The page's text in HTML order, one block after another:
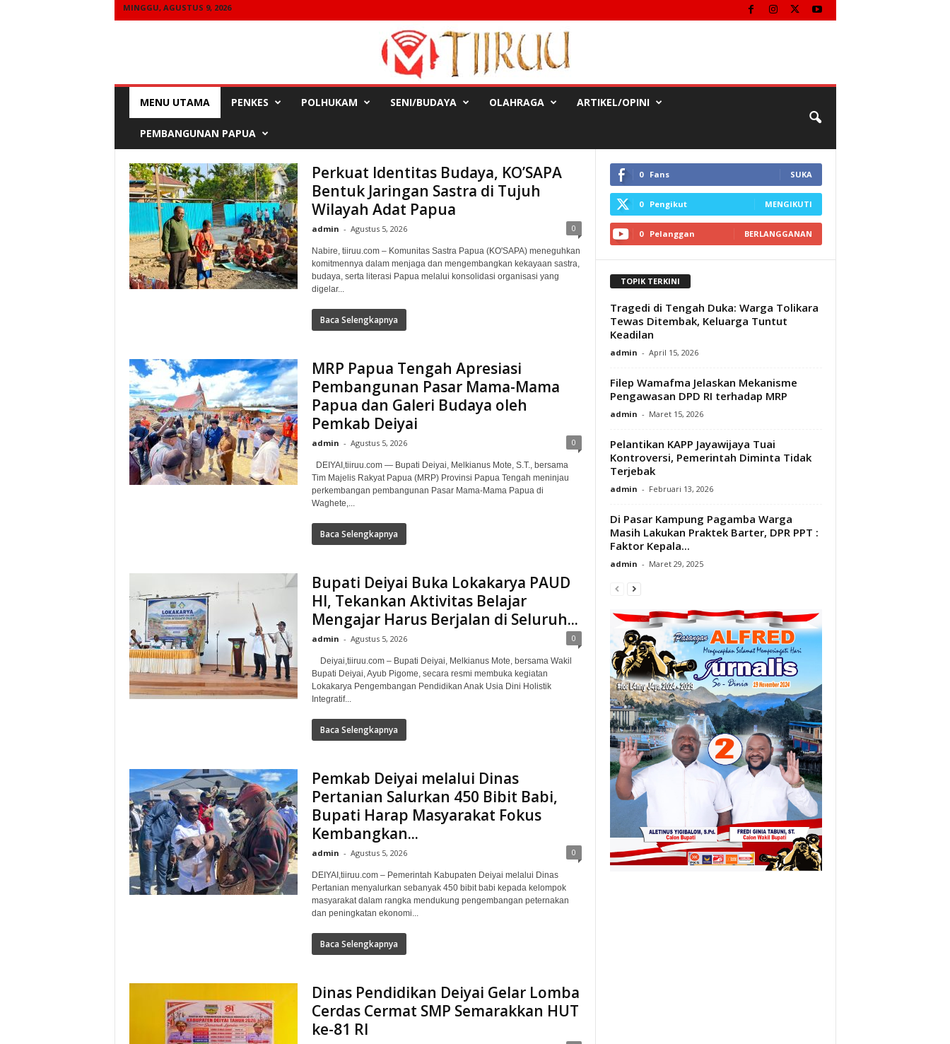
MINGGU, AGUSTUS 9, 2026
T
MENU UTAMA PENKES POLHUKAM SENI/BUDAYA OLAHRAGA ARTIKEL/OPINI
PEMBANGUNAN PAPUA
Perkuat Identitas Budaya, KO’SAPA
Bentuk Jaringan Sastra di Tujuh
Wilayah Adat Papua
admin - Agustus 5, 2026 0
Nabire, tiiruu.com – Komunitas Sastra Papua (KO'SAPA) meneguhkan
komitmennya dalam menjaga dan mengembangkan kekayaan sastra,
budaya, serta literasi Papua melalui konsolidasi organisasi yang
digelar...
Baca Selengkapnya
MRP Papua Tengah Apresiasi
Pembangunan Pasar Mama-Mama
Papua dan Galeri Budaya oleh
Pemkab Deiyai
admin - Agustus 5, 2026 0
DEIYAI,tiiruu.com — Bupati Deiyai, Melkianus Mote, S.T., bersama
Tim Majelis Rakyat Papua (MRP) Provinsi Papua Tengah meninjau
perkembangan pembangunan Pasar Mama-Mama Papua di
Waghete,...
Baca Selengkapnya
Bupati Deiyai Buka Lokakarya PAUD
HI, Tekankan Aktivitas Belajar
Mengajar Harus Berjalan di Seluruh...
admin - Agustus 5, 2026 0
Deiyai,tiiruu.com – Bupati Deiyai, Melkianus Mote, bersama Wakil
Bupati Deiyai, Ayub Pigome, secara resmi membuka kegiatan
Lokakarya Pengembangan Pendidikan Anak Usia Dini Holistik
Integratif...
Baca Selengkapnya
Pemkab Deiyai melalui Dinas
Pertanian Salurkan 450 Bibit Babi,
Bupati Harap Masyarakat Fokus
Kembangkan...
admin - Agustus 5, 2026 0
DEIYAI,tiiruu.com – Pemerintah Kabupaten Deiyai melalui Dinas
Pertanian menyalurkan sebanyak 450 bibit babi kepada kelompok
masyarakat dalam rangka mendukung pengembangan peternakan
dan peningkatan ekonomi...
Baca Selengkapnya
Dinas Pendidikan Deiyai Gelar Lomba
Cerdas Cermat SMP Semarakkan HUT
ke-81 RI
0 Fans SUKA
0 Pengikut MENGIKUTI
0 Pelanggan BERLANGGANAN
TOPIK TERKINI
Tragedi di Tengah Duka: Warga Tolikara
Tewas Ditembak, Keluarga Tuntut
Keadilan
admin - April 15, 2026
Filep Wamafma Jelaskan Mekanisme
Pengawasan DPD RI terhadap MRP
admin - Maret 15, 2026
Pelantikan KAPP Jayawijaya Tuai
Kontroversi, Pemerintah Diminta Tidak
Terjebak
admin - Februari 13, 2026
Di Pasar Kampung Pagamba Warga
Masih Lakukan Praktek Barter, DPR PPT :
Faktor Kepala...
admin - Maret 29, 2025